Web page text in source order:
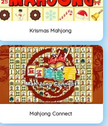
Krismas Mahjong
Mahjong Connect